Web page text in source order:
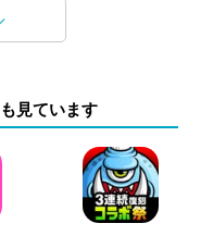
見ています